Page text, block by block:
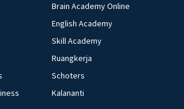
Brain Academy Online
English Academy
Skill Academy
Ruangkerja
Schoters
Kalananti